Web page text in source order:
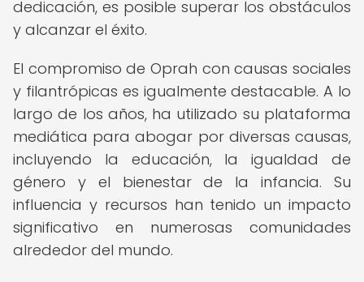
dedicación, es posible superar los obstáculos
y alcanzar el éxito.
El compromiso de Oprah con causas sociales
y filantrópicas es igualmente destacable. A lo
largo de los años, ha utilizado su plataforma
mediática para abogar por diversas causas,
incluyendo la educación, la igualdad de
género y el bienestar de la infancia. Su
influencia y recursos han tenido un impacto
significativo en numerosas comunidades
alrededor del mundo.